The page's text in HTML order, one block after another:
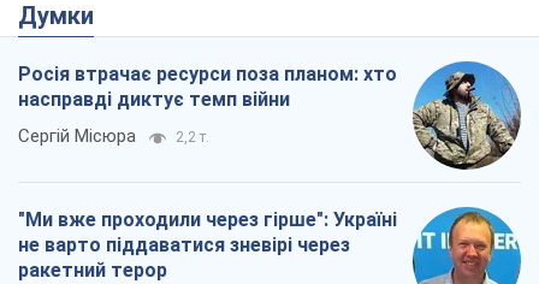
Думки
Росія втрачає ресурси поза планом: хто
насправді диктує темп війни
Сергій Місюра 2,2 т.
"Ми вже проходили через гірше": Україні
не варто піддаватися зневірі через
ракетний терор